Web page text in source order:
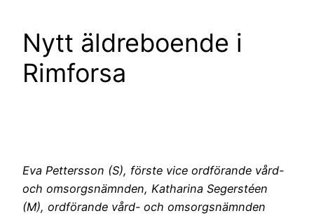
Nytt äldreboende i
Rimforsa
Eva Pettersson (S), förste vice ordförande vård-
och omsorgsnämnden, Katharina Segerstéen
(M), ordförande vård- och omsorgsnämnden